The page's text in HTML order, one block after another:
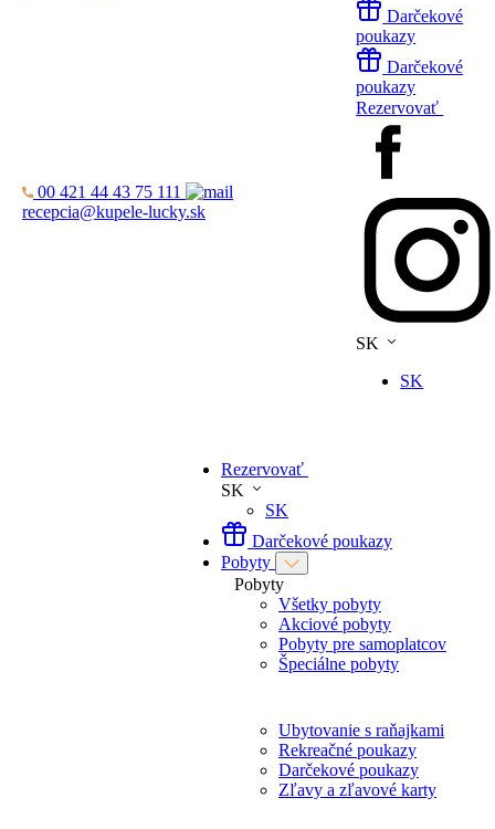
00 421 44 43 75 111
recepcia@kupele-lucky.sk
Darčekové
poukazy
Darčekové
poukazy
Rezervovať
SK
SK
Rezervovať
SK
SK
Darčekové poukazy
Pobyty
Pobyty
Všetky pobyty
Akciové pobyty
Pobyty pre samoplatcov
Špeciálne pobyty
Ubytovanie s raňajkami
Rekreačné poukazy
Darčekové poukazy
Zľavy a zľavové karty